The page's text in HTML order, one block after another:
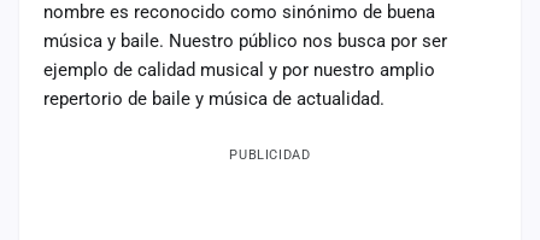
nombre es reconocido como sinónimo de buena
música y baile. Nuestro público nos busca por ser
ejemplo de calidad musical y por nuestro amplio
repertorio de baile y música de actualidad.
PUBLICIDAD